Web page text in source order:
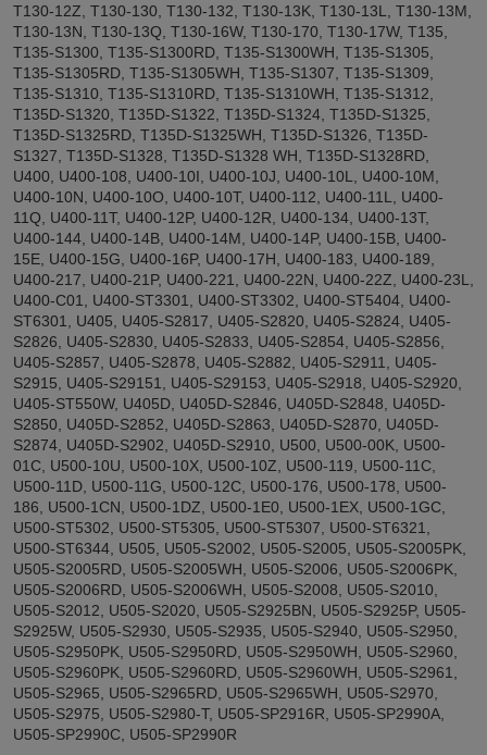
T130-12Z, T130-130, T130-132, T130-13K, T130-13L, T130-13M,
T130-13N, T130-13Q, T130-16W, T130-170, T130-17W, T135,
T135-S1300, T135-S1300RD, T135-S1300WH, T135-S1305,
T135-S1305RD, T135-S1305WH, T135-S1307, T135-S1309,
T135-S1310, T135-S1310RD, T135-S1310WH, T135-S1312,
T135D-S1320, T135D-S1322, T135D-S1324, T135D-S1325,
T135D-S1325RD, T135D-S1325WH, T135D-S1326, T135D-
S1327, T135D-S1328, T135D-S1328 WH, T135D-S1328RD,
U400, U400-108, U400-10I, U400-10J, U400-10L, U400-10M,
U400-10N, U400-10O, U400-10T, U400-112, U400-11L, U400-
11Q, U400-11T, U400-12P, U400-12R, U400-134, U400-13T,
U400-144, U400-14B, U400-14M, U400-14P, U400-15B, U400-
15E, U400-15G, U400-16P, U400-17H, U400-183, U400-189,
U400-217, U400-21P, U400-221, U400-22N, U400-22Z, U400-23L,
U400-C01, U400-ST3301, U400-ST3302, U400-ST5404, U400-
ST6301, U405, U405-S2817, U405-S2820, U405-S2824, U405-
S2826, U405-S2830, U405-S2833, U405-S2854, U405-S2856,
U405-S2857, U405-S2878, U405-S2882, U405-S2911, U405-
S2915, U405-S29151, U405-S29153, U405-S2918, U405-S2920,
U405-ST550W, U405D, U405D-S2846, U405D-S2848, U405D-
S2850, U405D-S2852, U405D-S2863, U405D-S2870, U405D-
S2874, U405D-S2902, U405D-S2910, U500, U500-00K, U500-
01C, U500-10U, U500-10X, U500-10Z, U500-119, U500-11C,
U500-11D, U500-11G, U500-12C, U500-176, U500-178, U500-
186, U500-1CN, U500-1DZ, U500-1E0, U500-1EX, U500-1GC,
U500-ST5302, U500-ST5305, U500-ST5307, U500-ST6321,
U500-ST6344, U505, U505-S2002, U505-S2005, U505-S2005PK,
U505-S2005RD, U505-S2005WH, U505-S2006, U505-S2006PK,
U505-S2006RD, U505-S2006WH, U505-S2008, U505-S2010,
U505-S2012, U505-S2020, U505-S2925BN, U505-S2925P, U505-
S2925W, U505-S2930, U505-S2935, U505-S2940, U505-S2950,
U505-S2950PK, U505-S2950RD, U505-S2950WH, U505-S2960,
U505-S2960PK, U505-S2960RD, U505-S2960WH, U505-S2961,
U505-S2965, U505-S2965RD, U505-S2965WH, U505-S2970,
U505-S2975, U505-S2980-T, U505-SP2916R, U505-SP2990A,
U505-SP2990C, U505-SP2990R